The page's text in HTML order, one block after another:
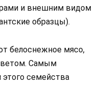
и внешним видом
образцы).
белоснежное мясо,
Самым
семейства